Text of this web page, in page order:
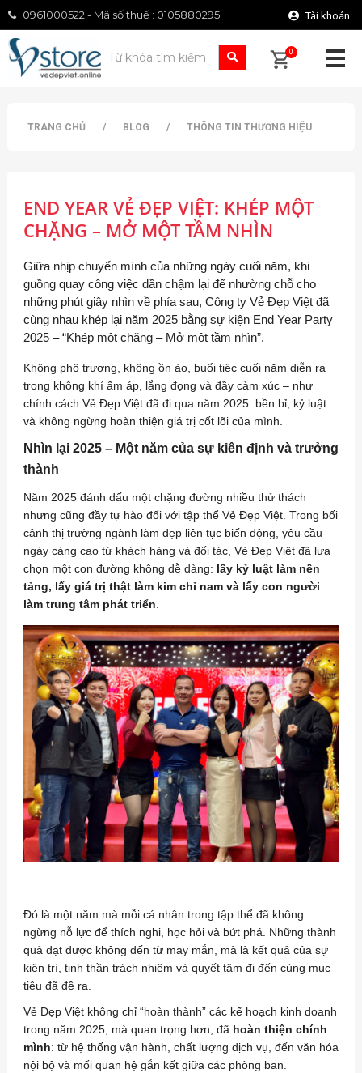
0961000522 - Mã số thuế : 0105880295 Tài khoản
0
TRANG CHỦ / BLOG / THÔNG TIN THƯƠNG HIỆU
END YEAR VẺ ĐẸP VIỆT: KHÉP MỘT
CHẶNG – MỞ MỘT TẦM NHÌN
Giữa nhịp chuyển mình của những ngày cuối năm, khi
guồng quay công việc dần chậm lại để nhường chỗ cho
những phút giây nhìn về phía sau, Công ty Vẻ Đẹp Việt đã
cùng nhau khép lại năm 2025 bằng sự kiện End Year Party
2025 – “Khép một chặng – Mở một tầm nhìn”.
Không phô trương, không ồn ào, buổi tiệc cuối năm diễn ra
trong không khí ấm áp, lắng đọng và đầy cảm xúc – như
chính cách Vẻ Đẹp Việt đã đi qua năm 2025: bền bỉ, kỷ luật
và không ngừng hoàn thiện giá trị cốt lõi của mình.
Nhìn lại 2025 – Một năm của sự kiên định và trưởng
thành
Năm 2025 đánh dấu một chặng đường nhiều thử thách
nhưng cũng đầy tự hào đối với tập thể Vẻ Đẹp Việt. Trong bối
cảnh thị trường ngành làm đẹp liên tục biến động, yêu cầu
ngày càng cao từ khách hàng và đối tác, Vẻ Đẹp Việt đã lựa
chọn một con đường không dễ dàng: lấy kỷ luật làm nền
tảng, lấy giá trị thật làm kim chỉ nam và lấy con người
làm trung tâm phát triển
Đó là một năm mà mỗi cá nhân trong tập thể đã không
ngừng nỗ lực để thích nghi, học hỏi và bứt phá. Những thành
quả đạt được không đến từ may mắn, mà là kết quả của sự
kiên trì, tinh thần trách nhiệm và quyết tâm đi đến cùng mục
tiêu đã đề ra.
Vẻ Đẹp Việt không chỉ “hoàn thành” các kế hoạch kinh doanh
trong năm 2025, mà quan trọng hơn, đã hoàn thiện chính
mình: từ hệ thống vận hành, chất lượng dịch vụ, đến văn hóa
nội bộ và mối quan hệ gắn kết giữa các phòng ban.